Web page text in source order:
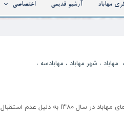
مهاباد آرشیو قدیمی اختصاصی
مهاباد ، شهر مهاباد ، مهابادسه ،
سینما تربیت مهاباد در سال 1348 با ظرفیت ۶۰۰ نفری توسط جمعیت هلال احمر مهاباد تاسیس شد ، سینمای مهاباد در سال ۱۳۸۰ به دلیل عدم استقبال